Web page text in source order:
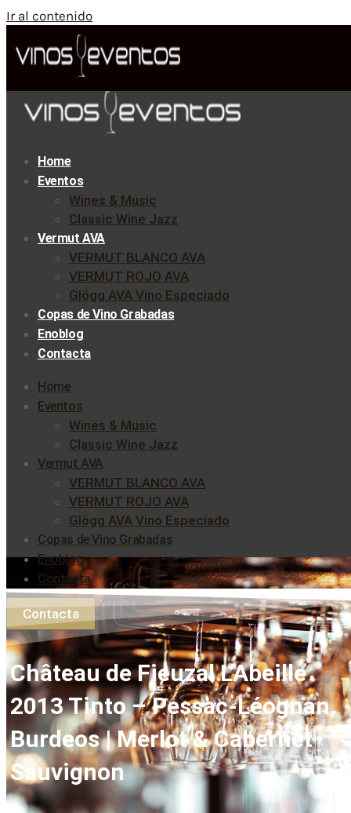
Ir al contenido
Home
Eventos
Wines & Music
Classic Wine Jazz
Vermut AVA
VERMUT BLANCO AVA
VERMUT ROJO AVA
Glögg AVA Vino Especiado
Copas de Vino Grabadas
Enoblog
Contacta
Home
Eventos
Wines & Music
Classic Wine Jazz
Vermut AVA
VERMUT BLANCO AVA
VERMUT ROJO AVA
Glögg AVA Vino Especiado
Copas de Vino Grabadas
Enoblog
Contacta
Contacta
Château de Fieuzal L’Abeille
2013 Tinto – Pessac-Léognan,
Burdeos | Merlot & Cabernet
Sauvignon